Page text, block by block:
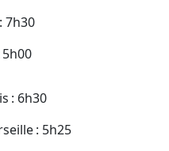
7h30
: 6h30
: 5h25